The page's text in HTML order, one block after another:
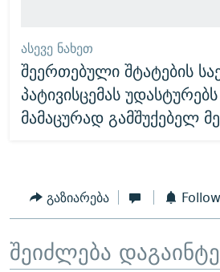
ᲐᲡᲔᲕᲔ ᲜᲐᲮᲔᲗ
შეერთებული შტატების
პატივისცემას
მამაცურად გამშუქებელ
გაზიარება
შეიძლება